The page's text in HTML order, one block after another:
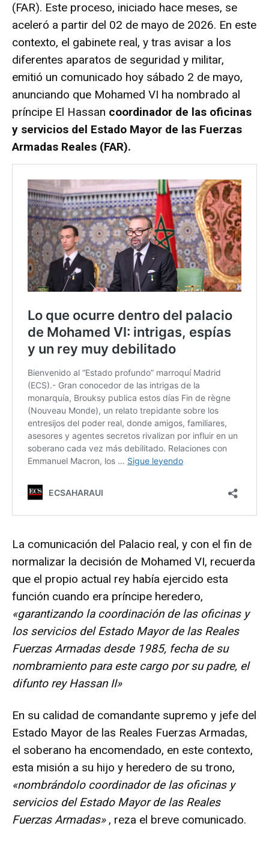
(FAR). Este proceso, iniciado hace meses, se
aceleró a partir del 02 de mayo de 2026. En este
contexto, el gabinete real, y tras avisar a los
diferentes aparatos de seguridad y militar,
emitió un comunicado hoy sábado 2 de mayo,
anunciando que Mohamed VI ha nombrado al
príncipe El Hassan coordinador de las oficinas
y servicios del Estado Mayor de las Fuerzas
Armadas Reales (FAR).
La comunicación del Palacio real, y con el fin de
normalizar la decisión de Mohamed VI, recuerda
que el propio actual rey había ejercido esta
función cuando era príncipe heredero,
«garantizando la coordinación de las oficinas y
los servicios del Estado Mayor de las Reales
Fuerzas Armadas desde 1985, fecha de su
nombramiento para este cargo por su padre, el
difunto rey Hassan II»
En su calidad de comandante supremo y jefe del
Estado Mayor de las Reales Fuerzas Armadas,
el soberano ha encomendado, en este contexto,
esta misión a su hijo y heredero de su trono,
«nombrándolo coordinador de las oficinas y
servicios del Estado Mayor de las Reales
Fuerzas Armadas», reza el breve comunicado.